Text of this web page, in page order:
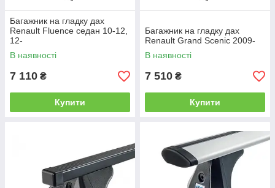
Багажник на гладку дах
Renault Fluence седан 10-12,
12-
В наявності
7 110 ₴
Купити
Багажник на гладку дах
Renault Grand Scenic 2009-
В наявності
7 510 ₴
Купити